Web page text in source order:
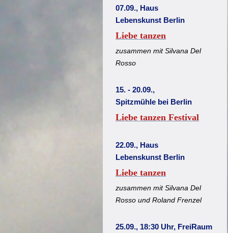
07.09., Haus
Lebenskunst Berlin
Liebe tanzen
zusammen mit Silvana Del
Rosso
15. - 20.09.,
Spitzmühle bei Berlin
Liebe tanzen Festival
22.09., Haus
Lebenskunst Berlin
Liebe tanzen
zusammen mit Silvana Del
Rosso und Roland Frenzel
25.09., 18:30 Uhr, FreiRaum